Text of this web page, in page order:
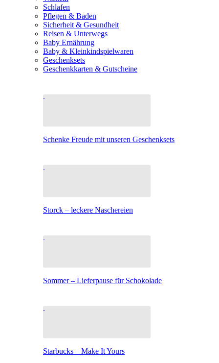
Schlafen
Pflegen & Baden
Sicherheit & Gesundheit
Reisen & Unterwegs
Baby Ernährung
Baby & Kleinkindspielwaren
Geschenksets
Geschenkkarten & Gutscheine
Schenke Freude mit unseren Geschenksets
Storck – leckere Naschereien
Sommer – Lieferpause für Schokolade
Starbucks – Make It Yours